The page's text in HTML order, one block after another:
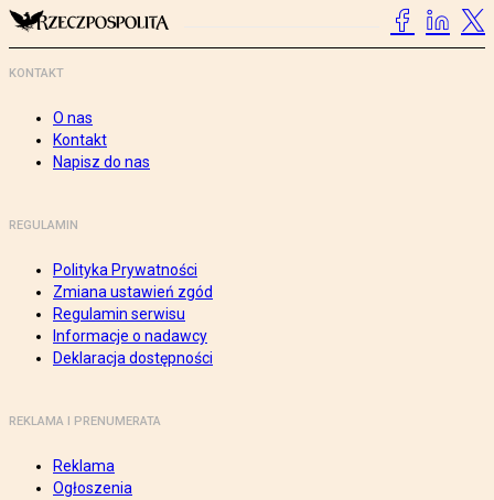
KONTAKT
O nas
Kontakt
Napisz do nas
REGULAMIN
Polityka Prywatności
Zmiana ustawień zgód
Regulamin serwisu
Informacje o nadawcy
Deklaracja dostępności
REKLAMA I PRENUMERATA
Reklama
Ogłoszenia